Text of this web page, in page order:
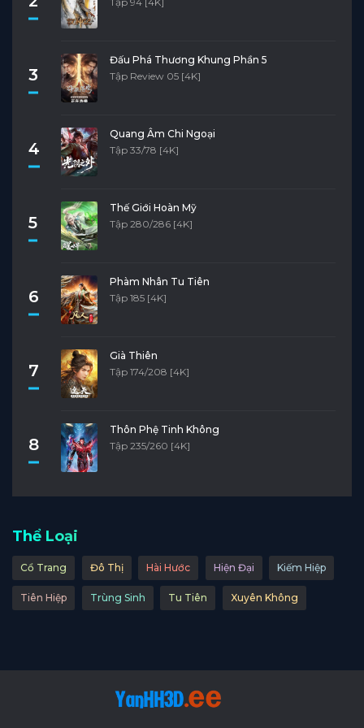
3
Đấu Phá Thương Khung Phần 5
Tập Review 05 [4K]
4
Quang Âm Chi Ngoại
Tập 33/78 [4K]
5
Thế Giới Hoàn Mỹ
Tập 280/286 [4K]
6
Phàm Nhân Tu Tiên
Tập 185 [4K]
7
Già Thiên
Tập 174/208 [4K]
8
Thôn Phệ Tinh Không
Tập 235/260 [4K]
Thể Loại
Cổ Trang Đô Thị Hài Hước Hiện Đại Kiếm Hiệp
Tiên Hiệp Trùng Sinh Tu Tiên Xuyên Không